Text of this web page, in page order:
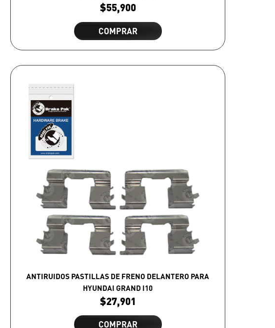
$55,900
COMPRAR
ANTIRUIDOS PASTILLAS DE FRENO DELANTERO PARA
HYUNDAI GRAND I10
$27,901
COMPRAR